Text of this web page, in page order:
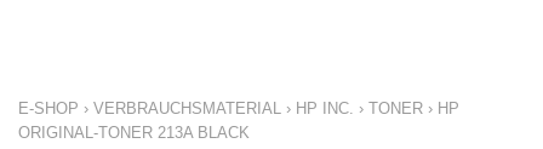
E-SHOP › VERBRAUCHSMATERIAL › HP INC. › TONER › HP
ORIGINAL-TONER 213A BLACK